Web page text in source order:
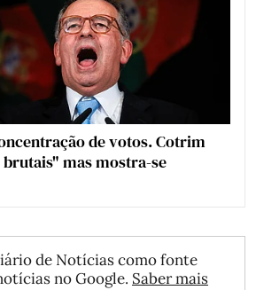
de votos. Cotrim
mas mostra-se
de Notícias como fonte
no Google. Saber mais